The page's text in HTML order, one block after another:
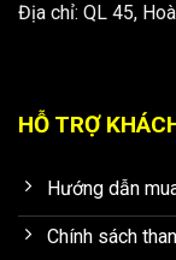
Địa chỉ: QL 45,
HỖ TRỢ
Hướng dẫn
Chính sách